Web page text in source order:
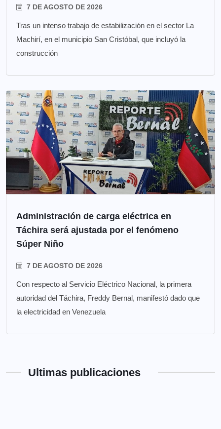
7 DE AGOSTO DE 2026
Tras un intenso trabajo de estabilización en el sector La
Machirí, en el municipio San Cristóbal, que incluyó la
construcción
Administración de carga eléctrica en
Táchira será ajustada por el fenómeno
Súper Niño
7 DE AGOSTO DE 2026
Con respecto al Servicio Eléctrico Nacional, la primera
autoridad del Táchira, Freddy Bernal, manifestó dado que
la electricidad en Venezuela
Ultimas publicaciones